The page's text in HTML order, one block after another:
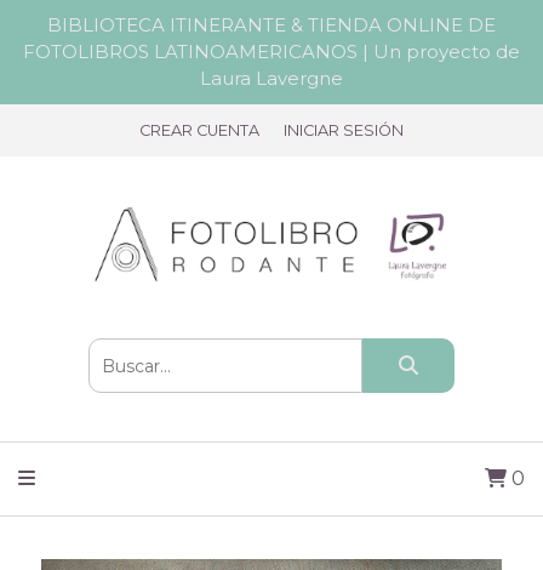
BIBLIOTECA ITINERANTE & TIENDA ONLINE DE
FOTOLIBROS LATINOAMERICANOS | Un proyecto de
Laura Lavergne
CREAR CUENTA INICIAR SESIÓN
0